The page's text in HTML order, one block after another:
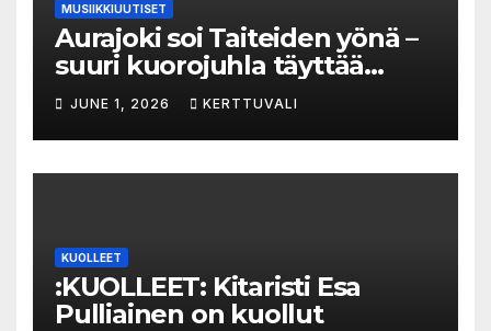
MUSIIKKIUUTISET
Aurajoki soi Taiteiden yönä –
suuri kuorojuhla täyttää
jokirannan musiikilla
JUNE 1, 2026 KERTTUVALI
KUOLLEET
:KUOLLEET: Kitaristi Esa
Pulliainen on kuollut